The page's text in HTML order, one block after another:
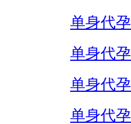
单身代
单身代
单身代
单身代